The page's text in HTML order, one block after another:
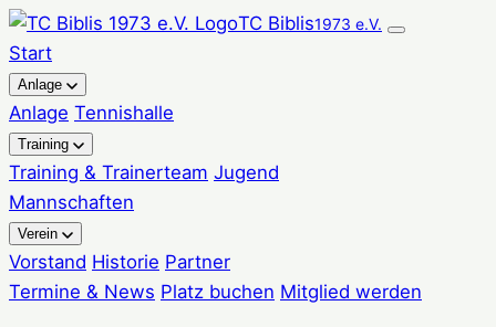
Zum
Inhalt
springen
TC Biblis1973 e.V.
Start
Anlage
Anlage Tennishalle
Training
Training & Trainerteam Jugend
Mannschaften
Verein
Vorstand Historie Partner
Termine & News Platz buchen Mitglied werden